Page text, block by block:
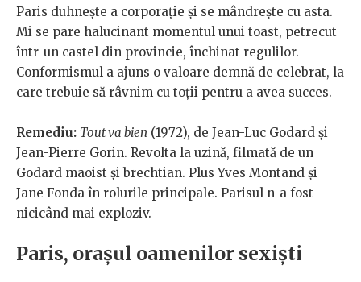
Paris duhnește a corporație și se mândrește cu asta.
Mi se pare halucinant momentul unui toast, petrecut
într-un castel din provincie, închinat regulilor.
Conformismul a ajuns o valoare demnă de celebrat, la
care trebuie să râvnim cu toții pentru a avea succes.
Remediu: Tout va bien (1972), de Jean-Luc Godard și
Jean-Pierre Gorin. Revolta la uzină, filmată de un
Godard maoist și brechtian. Plus Yves Montand și
Jane Fonda în rolurile principale. Parisul n-a fost
nicicând mai exploziv.
Paris, orașul oamenilor sexiști